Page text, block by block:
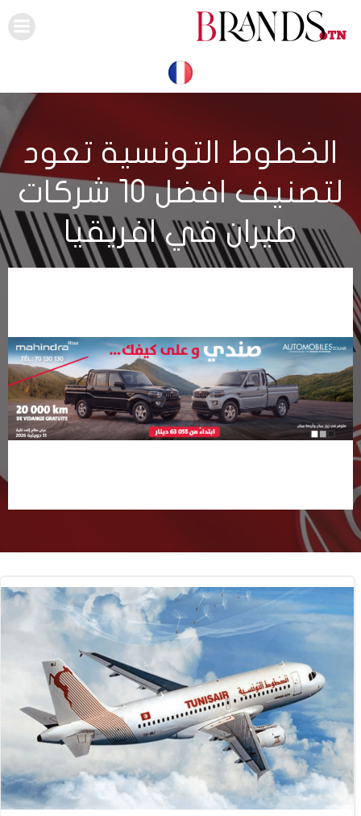
الخطوط التونسية تعود
لتصنيف افضل 10 شركات
طيران في افريقيا